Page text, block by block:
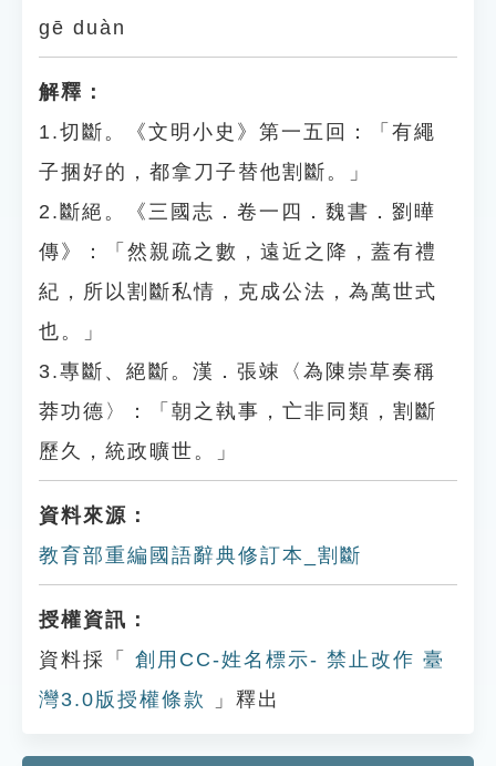
gē duàn
解釋：
1.切斷。《文明小史》第一五回：「有繩
子捆好的，都拿刀子替他割斷。」
2.斷絕。《三國志．卷一四．魏書．劉曄
傳》：「然親疏之數，遠近之降，蓋有禮
紀，所以割斷私情，克成公法，為萬世式
也。」
3.專斷、絕斷。漢．張竦〈為陳崇草奏稱
莽功德〉：「朝之執事，亡非同類，割斷
歷久，統政曠世。」
資料來源：
教育部重編國語辭典修訂本_割斷
授權資訊：
資料採「
創用CC-姓名標示- 禁止改作 臺
灣3.0版授權條款
」釋出